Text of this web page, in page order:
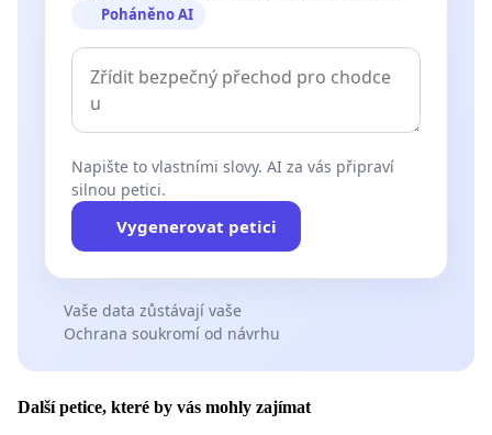
Poháněno AI
Napište to vlastními slovy. AI za vás připraví
silnou petici.
Vygenerovat petici
Vaše data zůstávají vaše
Ochrana soukromí od návrhu
Další petice, které by vás mohly zajímat